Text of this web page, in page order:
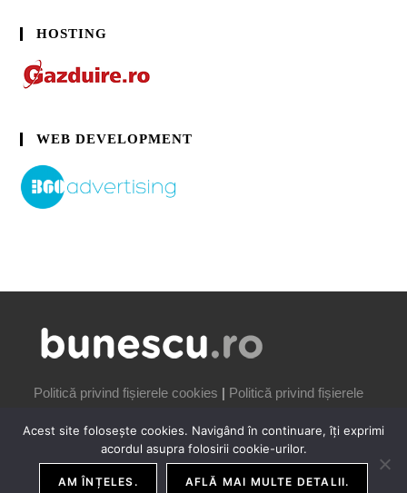
HOSTING
WEB DEVELOPMENT
Politică privind fișierele cookies | Politică privind fișierele
Acest site folosește cookies. Navigând în continuare, îți exprimi
acordul asupra folosirii cookie-urilor.
AM ÎNȚELES. AFLĂ MAI MULTE DETALII.